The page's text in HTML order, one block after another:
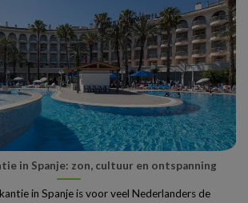
in Spanje: zon, cultuur en ontspanning
in Spanje is voor veel Nederlanders de